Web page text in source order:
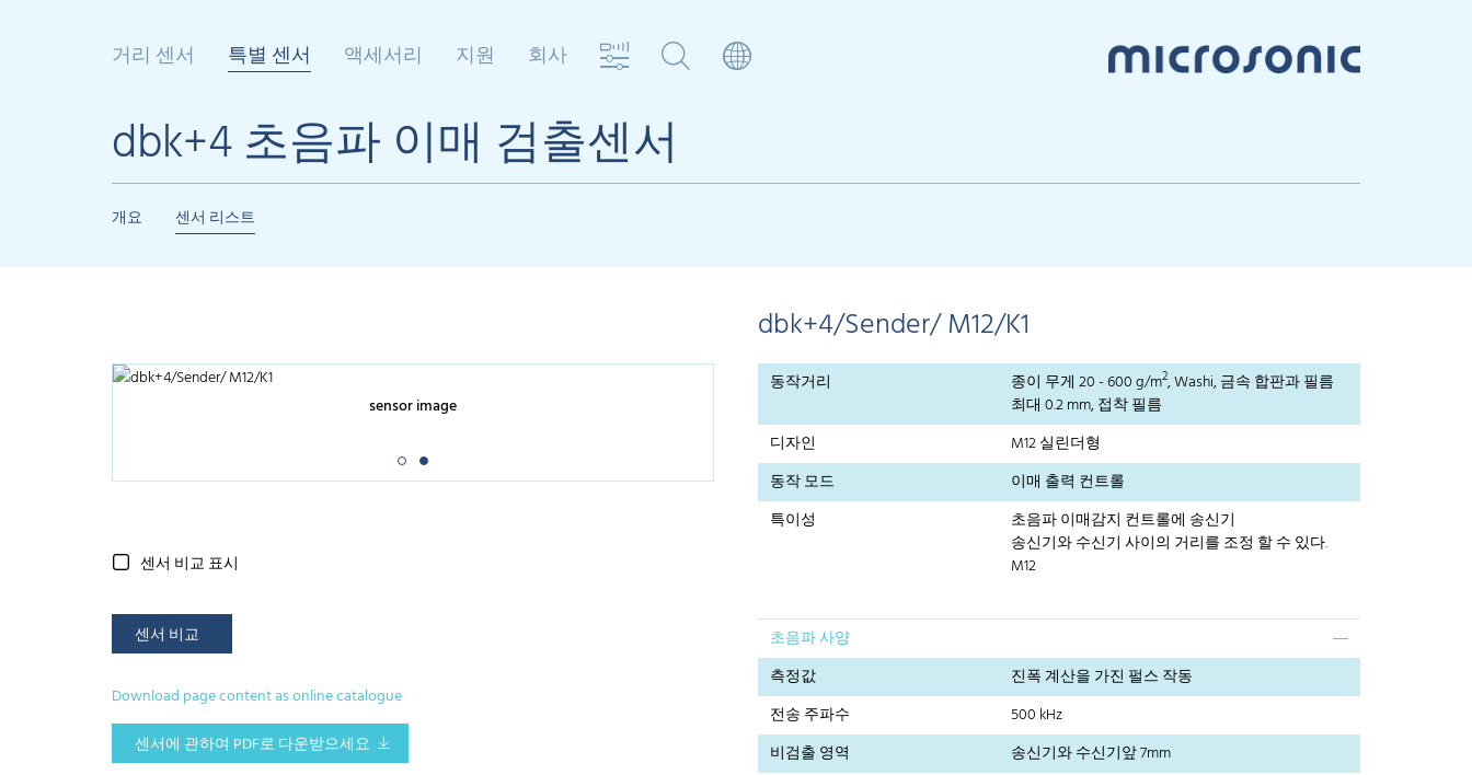
거리 센서 특별 센서 액세서리 지원 회사
dbk+4 초음파 이매 검출센서
개요 센서 리스트
dbk+4/Sender/ M12/K1
sensor image
센서 비교 표시
센서 비교
Download page content as online catalogue
센서에 관하여 PDF로 다운받으세요
동작거리 종이 무게 20 - 600 g/m2, Washi, 금속 합판과 필름
최대 0.2 mm, 접착 필름
디자인
M12 실린더형
동작 모드
이매 출력 컨트롤
특이성
초음파 이매감지 컨트롤에 송신기
송신기와 수신기 사이의 거리를 조정 할 수 있다.
M12
초음파 사양
측정값
진폭 계산을 가진 펄스 작동
전송 주파수
500 kHz
비검출 영역
송신기와 수신기앞 7mm